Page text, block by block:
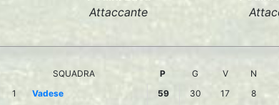
Attaccante
SQUADRA P G V N
1
Vadese 59 30 17 8